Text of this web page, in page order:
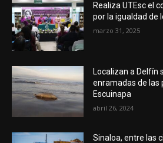
Realiza UTEsc el
por la igualdad de
marzo 31, 2025
Localizan a Delfín
enramadas de las
Escuinapa
abril 26, 2024
Sinaloa, entre las